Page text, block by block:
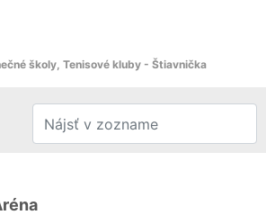
školy, Tenisové kluby - Štiavnička